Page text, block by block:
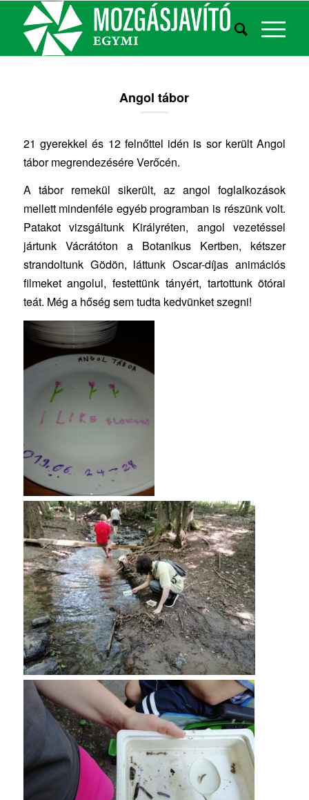
Angol tábor
21 gyerekkel és 12 felnőttel idén is sor került Angol
tábor megrendezésére Verőcén.
A tábor remekül sikerült, az angol foglalkozások
mellett mindenféle egyéb programban is részünk volt.
Patakot vizsgáltunk Királyréten, angol vezetéssel
jártunk Vácrátóton a Botanikus Kertben, kétszer
strandoltunk Gödön, láttunk Oscar-díjas animációs
filmeket angolul, festettünk tányért, tartottunk ötórai
teát. Még a hőség sem tudta kedvünket szegni!